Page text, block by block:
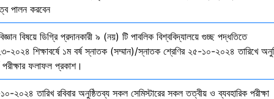
পালন করবেন
বিষয়ে ডিগ্রি প্রদানকারী ৯ (নয়) টি পাবলিক বিশ্ববিদ্যালয়ে গুচ্ছ পদ্ধতিতে
২০২৪ শিক্ষাবর্ষে ১ম বর্ষ স্নাতক (সম্মান)/স্নাতক শ্রেণির ২৫-১০-২০২৪ তারিখে
পরীক্ষার ফলাফল প্রকাশ।
২০২৪ তারিখ রবিবার অনুষ্ঠিতব্য সকল সেমিস্টারের সকল তত্বীয় ও ব্যবহারিক পরীক্ষা